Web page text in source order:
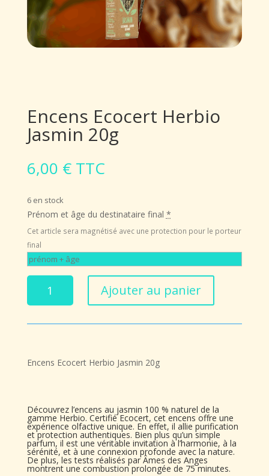
Encens Ecocert Herbio
Jasmin 20g
6,00 € TTC
6 en stock
Prénom et âge du destinataire final *
Cet article sera magnétisé avec une protection pour le porteur
final
quantité
Encens
Ecocert
20g
Ajouter au panier
Encens Ecocert Herbio Jasmin 20g
Découvrez l’encens au jasmin 100 % naturel de la
gamme Herbio. Certifié Ecocert, cet encens offre une
expérience olfactive unique. En effet, il allie purification
et protection authentiques. Bien plus qu’un simple
parfum, il est une véritable invitation à l’harmonie, à la
sérénité, et à une connexion profonde avec la nature.
De plus, les tests réalisés par Âmes des Anges
montrent une combustion prolongée de 75 minutes.